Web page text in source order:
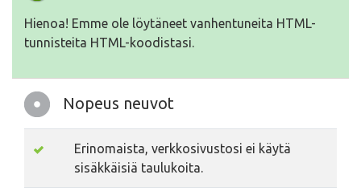
Hienoa! Emme ole löytäneet vanhentuneita HTML-
tunnisteita HTML-koodistasi.
Nopeus neuvot
Erinomaista, verkkosivustosi ei käytä
sisäkkäisiä taulukoita.